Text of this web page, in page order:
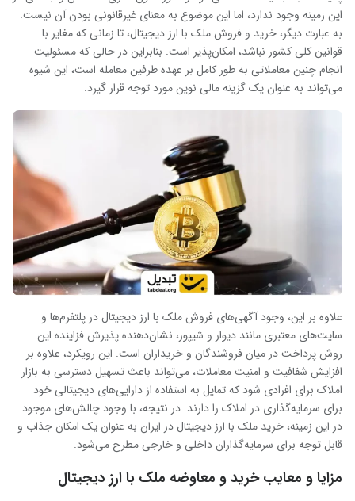
این زمینه وجود ندارد، اما این موضوع به معنای غیرقانونی بودن آن نیست.
به عبارت دیگر، خرید و فروش ملک با ارز دیجیتال، تا زمانی که مغایر با
قوانین کلی کشور نباشد، امکان‌پذیر است. بنابراین در حالی که مسئولیت
انجام چنین معاملاتی به طور کامل بر عهده طرفین معامله است، این شیوه
می‌تواند به عنوان یک گزینه مالی نوین مورد توجه قرار گیرد.
علاوه بر این، وجود آگهی‌های فروش ملک با ارز دیجیتال در پلتفرم‌ها و
سایت‌های معتبری مانند دیوار و شیپور، نشان‌دهنده پذیرش فزاینده این
روش پرداخت در میان فروشندگان و خریداران است. این رویکرد، علاوه بر
افزایش شفافیت و امنیت معاملات، می‌تواند باعث تسهیل دسترسی به بازار
املاک برای افرادی شود که تمایل به استفاده از دارایی‌های دیجیتالی خود
برای سرمایه‌گذاری در املاک را دارند. در نتیجه، با وجود چالش‌های موجود
در این زمینه، خرید ملک با ارز دیجیتال در ایران به عنوان یک امکان جذاب و
قابل توجه برای سرمایه‌گذاران داخلی و خارجی مطرح می‌شود.
مزایا و معایب خرید و معاوضه ملک با ارز دیجیتال